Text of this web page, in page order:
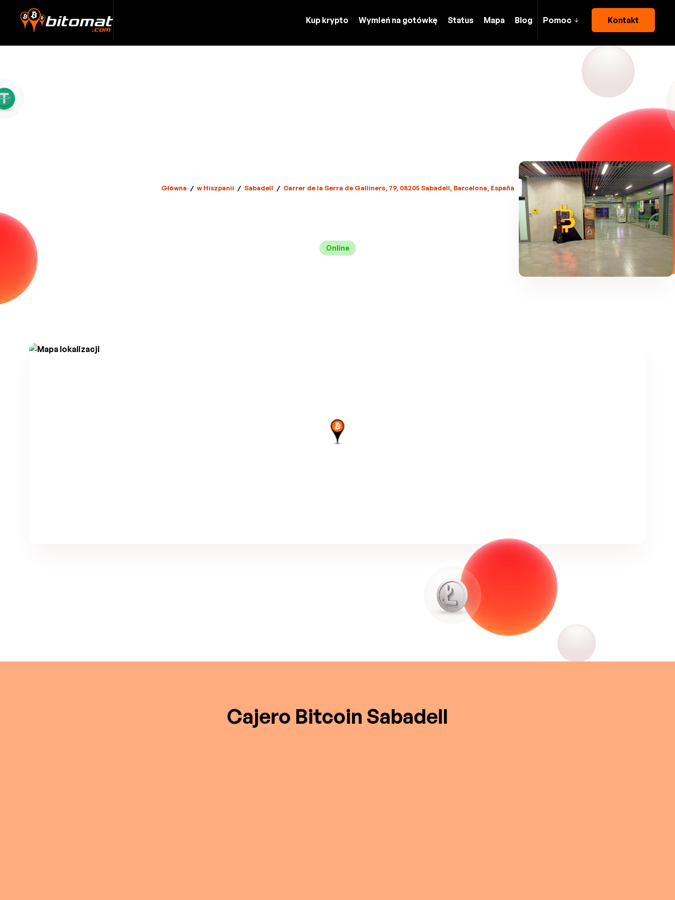
Kup krypto Wymień na gotówkę Status Mapa Blog Pomoc Kontakt
Główna / w Hiszpanii / Sabadell / Carrer de la Serra de Galliners, 79, 08205 Sabadell, Barcelona, España
Online
Cajero Bitcoin Sabadell